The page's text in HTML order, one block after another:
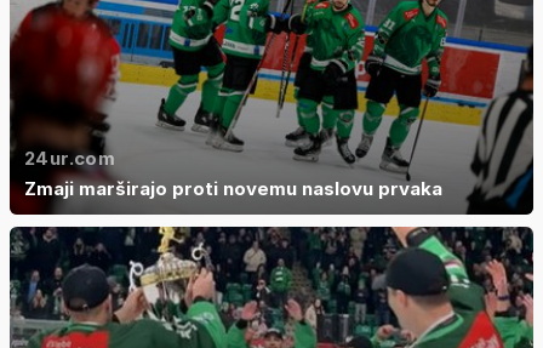
24ur.com
Zmaji marširajo proti novemu naslovu prvaka